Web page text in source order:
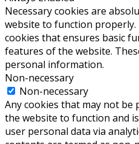
Necessary cookies are
website to function properly.
cookies that ensures basic
features of the website.
personal information.
Non-necessary
Non-necessary
Any cookies that may not be
the website to function and
user personal data via